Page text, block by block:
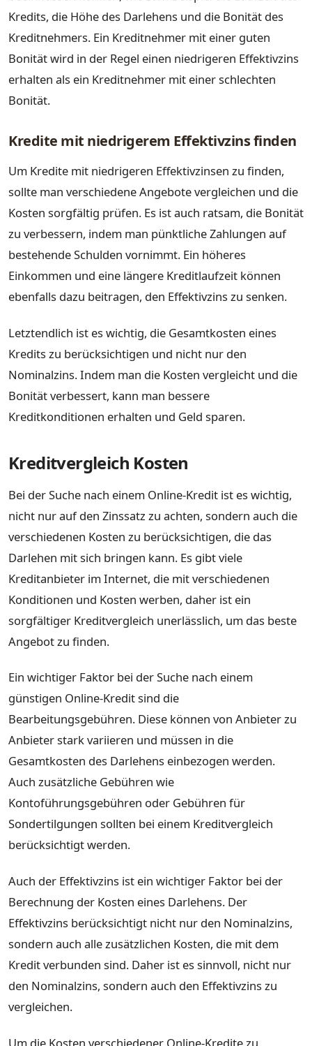
Kredits, die Höhe des Darlehens und die Bonität des
Kreditnehmers. Ein Kreditnehmer mit einer guten
Bonität wird in der Regel einen niedrigeren Effektivzins
erhalten als ein Kreditnehmer mit einer schlechten
Bonität.
Kredite mit niedrigerem Effektivzins finden
Um Kredite mit niedrigeren Effektivzinsen zu finden,
sollte man verschiedene Angebote vergleichen und die
Kosten sorgfältig prüfen. Es ist auch ratsam, die Bonität
zu verbessern, indem man pünktliche Zahlungen auf
bestehende Schulden vornimmt. Ein höheres
Einkommen und eine längere Kreditlaufzeit können
ebenfalls dazu beitragen, den Effektivzins zu senken.
Letztendlich ist es wichtig, die Gesamtkosten eines
Kredits zu berücksichtigen und nicht nur den
Nominalzins. Indem man die Kosten vergleicht und die
Bonität verbessert, kann man bessere
Kreditkonditionen erhalten und Geld sparen.
Kreditvergleich Kosten
Bei der Suche nach einem Online-Kredit ist es wichtig,
nicht nur auf den Zinssatz zu achten, sondern auch die
verschiedenen Kosten zu berücksichtigen, die das
Darlehen mit sich bringen kann. Es gibt viele
Kreditanbieter im Internet, die mit verschiedenen
Konditionen und Kosten werben, daher ist ein
sorgfältiger Kreditvergleich unerlässlich, um das beste
Angebot zu finden.
Ein wichtiger Faktor bei der Suche nach einem
günstigen Online-Kredit sind die
Bearbeitungsgebühren. Diese können von Anbieter zu
Anbieter stark variieren und müssen in die
Gesamtkosten des Darlehens einbezogen werden.
Auch zusätzliche Gebühren wie
Kontoführungsgebühren oder Gebühren für
Sondertilgungen sollten bei einem Kreditvergleich
berücksichtigt werden.
Auch der Effektivzins ist ein wichtiger Faktor bei der
Berechnung der Kosten eines Darlehens. Der
Effektivzins berücksichtigt nicht nur den Nominalzins,
sondern auch alle zusätzlichen Kosten, die mit dem
Kredit verbunden sind. Daher ist es sinnvoll, nicht nur
den Nominalzins, sondern auch den Effektivzins zu
vergleichen.
Um die Kosten verschiedener Online-Kredite zu